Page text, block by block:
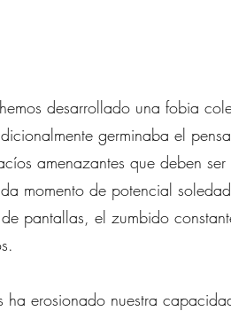
desarrollado una fobia
germinaba el
amenazantes que deben ser
momento de potencial
pantallas, el zumbido
ha erosionado nuestra